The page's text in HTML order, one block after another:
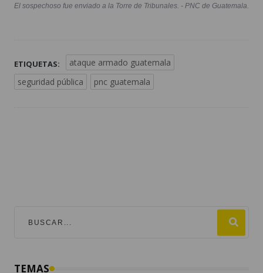
El sospechoso fue enviado a la Torre de Tribunales. - PNC de Guatemala.
ETIQUETAS:
ataque armado guatemala
seguridad pública
pnc guatemala
mundial 2026